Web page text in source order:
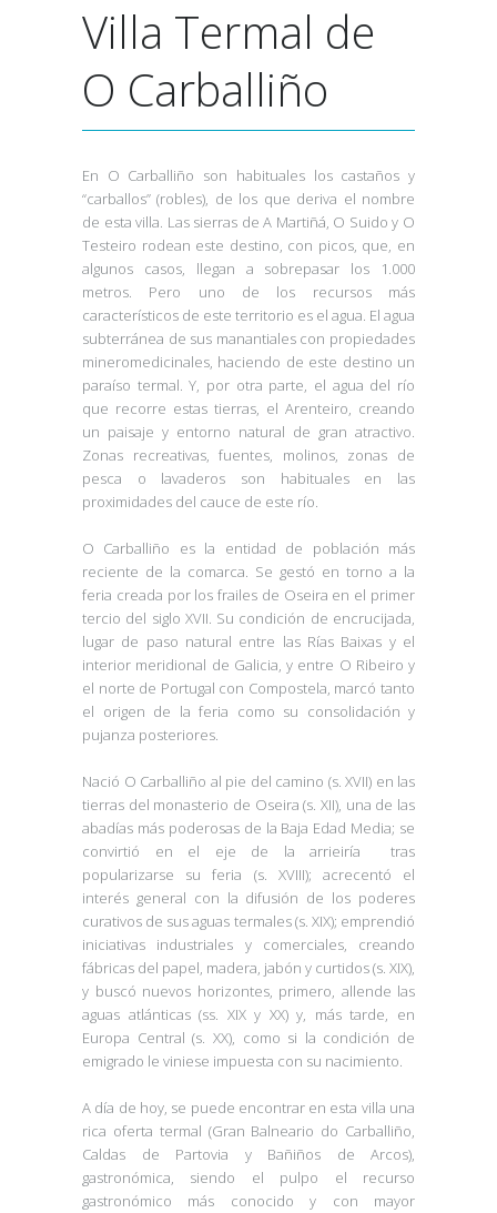
Villa Termal de
O Carballiño
En O Carballiño son habituales los castaños y
“carballos” (robles), de los que deriva el nombre
de esta villa. Las sierras de A Martiñá, O Suido y O
Testeiro rodean este destino, con picos, que, en
algunos casos, llegan a sobrepasar los 1.000
metros. Pero uno de los recursos más
característicos de este territorio es el agua. El agua
subterránea de sus manantiales con propiedades
mineromedicinales, haciendo de este destino un
paraíso termal. Y, por otra parte, el agua del río
que recorre estas tierras, el Arenteiro, creando
un paisaje y entorno natural de gran atractivo.
Zonas recreativas, fuentes, molinos, zonas de
pesca o lavaderos son habituales en las
proximidades del cauce de este río.
O Carballiño es la entidad de población más
reciente de la comarca. Se gestó en torno a la
feria creada por los frailes de Oseira en el primer
tercio del siglo XVII. Su condición de encrucijada,
lugar de paso natural entre las Rías Baixas y el
interior meridional de Galicia, y entre O Ribeiro y
el norte de Portugal con Compostela, marcó tanto
el origen de la feria como su consolidación y
pujanza posteriores.
Nació O Carballiño al pie del camino (s. XVII) en las
tierras del monasterio de Oseira (s. XII), una de las
abadías más poderosas de la Baja Edad Media; se
convirtió en el eje de la arrieiría tras
popularizarse su feria (s. XVIII); acrecentó el
interés general con la difusión de los poderes
curativos de sus aguas termales (s. XIX); emprendió
iniciativas industriales y comerciales, creando
fábricas del papel, madera, jabón y curtidos (s. XIX),
y buscó nuevos horizontes, primero, allende las
aguas atlánticas (ss. XIX y XX) y, más tarde, en
Europa Central (s. XX), como si la condición de
emigrado le viniese impuesta con su nacimiento.
A día de hoy, se puede encontrar en esta villa una
rica oferta termal (Gran Balneario do Carballiño,
Caldas de Partovia y Bañiños de Arcos),
gastronómica, siendo el pulpo el recurso
gastronómico más conocido y con mayor